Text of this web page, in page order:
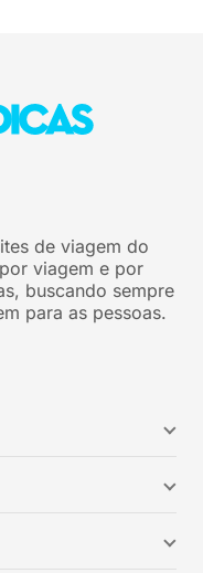
de viagem do
viagem e por
buscando sempre
para as pessoas.